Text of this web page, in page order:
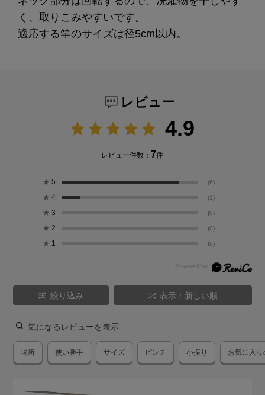
く、取りこみやすいです。
適応する竿のサイズは径5cm以内。
レビュー
4.9
レビュー件数： 7件
★ 5 (6)
★ 4 (1)
★ 3 (0)
★ 2 (0)
★ 1 (0)
絞り込み 表示：新しい順
気になるレビューを表示
場所 使い勝手 サイズ ピンチ 小振り お気に入